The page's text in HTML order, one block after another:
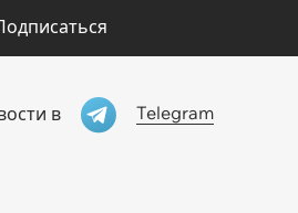
в Telegram